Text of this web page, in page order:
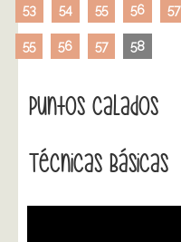
53 54 55 56 57
55 56 57 58
Puntos Calados
Técnicas Básicas